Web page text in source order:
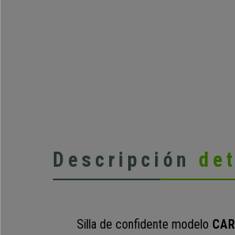
Descripción
Silla de confidente modelo